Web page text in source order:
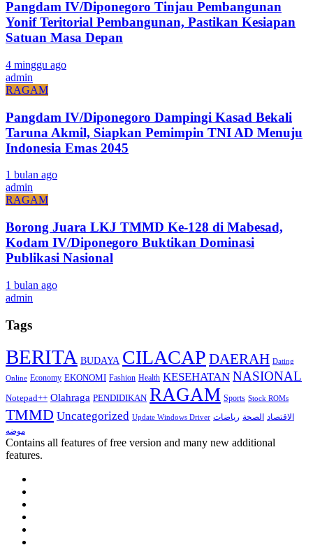
Pangdam IV/Diponegoro Tinjau Pembangunan
Yonif Teritorial Pembangunan, Pastikan Kesiapan
Satuan Masa Depan
4 minggu ago
admin
RAGAM
Pangdam IV/Diponegoro Dampingi Kasad Bekali
Taruna Akmil, Siapkan Pemimpin TNI AD Menuju
Indonesia Emas 2045
1 bulan ago
admin
RAGAM
Borong Juara LKJ TMMD Ke-128 di Mabesad,
Kodam IV/Diponegoro Buktikan Dominasi
Publikasi Nasional
1 bulan ago
admin
Tags
BERITA BUDAYA CILACAP DAERAH Dating
Online Economy EKONOMI Fashion Health KESEHATAN NASIONAL
Notepad++ Olahraga PENDIDIKAN RAGAM Sports Stock ROMs
TMMD Uncategorized Update Windows Driver الاقتصاد الصحة رياضات
موضه
Contains all features of free version and many new additional
features.